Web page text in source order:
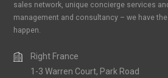
sales network, unique concierge services
management and consultancy – we have
happen.
Right France
1-3 Warren Court, Park Road